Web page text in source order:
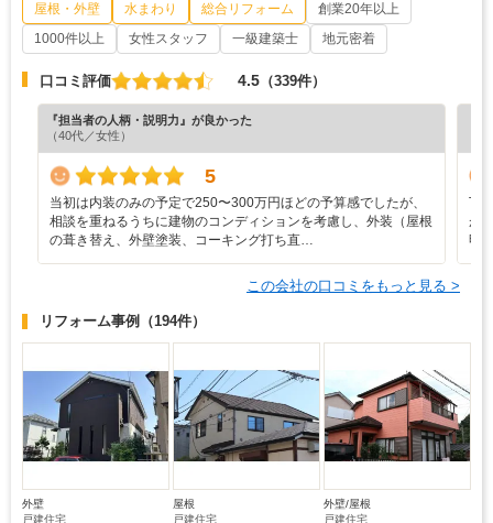
屋根・外壁 水まわり 総合リフォーム
創業20年以上
1000件以上
女性スタッフ 一級建築士 地元密着
口コミ評価 4.5 （339件）
『担当者の人柄・説明力』が良かった
（40代／女性）
5
当初は内装のみの予定で250〜300万円ほどの予算感でしたが、
相談を重ねるうちに建物のコンディションを考慮し、外装（屋根
の葺き替え、外壁塗装、コーキング打ち直…
丁
が2
明
この会社の口コミをもっと見る >
リフォーム事例 （194件）
外壁
戸建住宅
屋根
戸建住宅
外壁/屋根
戸建住宅